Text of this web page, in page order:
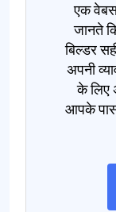
एक
जानते
बिल्डर
अपनी
के लिए
आपके